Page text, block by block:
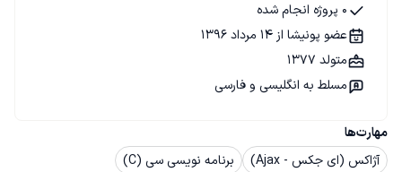
مهارت‌ها
آژاکس (ای جکس - Ajax)
برنامه نویسی سی (C)
0 پروژه انجام شده
عضو پونیشا از 14 مرداد 1396
متولد 1377
مسلط به انگلیسی و فارسی